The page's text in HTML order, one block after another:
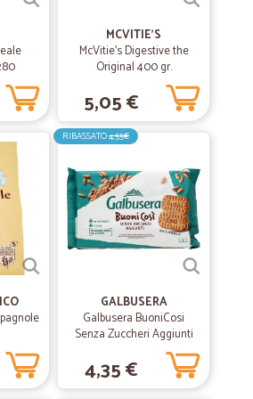
28/05/2022
alimenti confezionati prefettamente
congelati
04/01/2022
B.
mai sentita sola
cicalia anche durante la passata
le spesa da aggiungere ad esempio a pay
06/02/2021
MCVITIE'S
McVitie's Digestive the
Original 400 gr.
5,05 €
RIBASSATO4,55€
GALBUSERA
Galbusera BuoniCosi
Senza Zuccheri Aggiunti
Integrale Latte 6 x 50 g
4,35 €